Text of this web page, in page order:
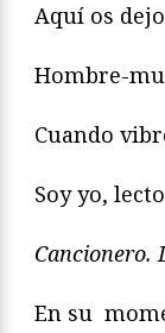
Aquí os
Hombre-
Cuando
Soy yo,
Cancionero.
En su